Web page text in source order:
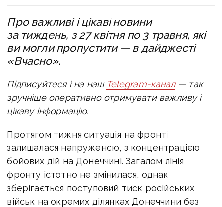
Про важливі і цікаві новини
за тиждень, з 27 квітня по 3 травня, які
ви могли пропустити — в дайджесті
«Вчасно».
Підписуйтеся і на наш Telegram-канал— так
зручніше оперативно отримувати важливу і
цікаву інформацію.
Протягом тижня ситуація на фронті
залишалася напруженою, з концентрацією
бойових дій на Донеччині. Загалом лінія
фронту істотно не змінилася, однак
зберігається поступовий тиск російських
військ на окремих ділянках Донеччини без